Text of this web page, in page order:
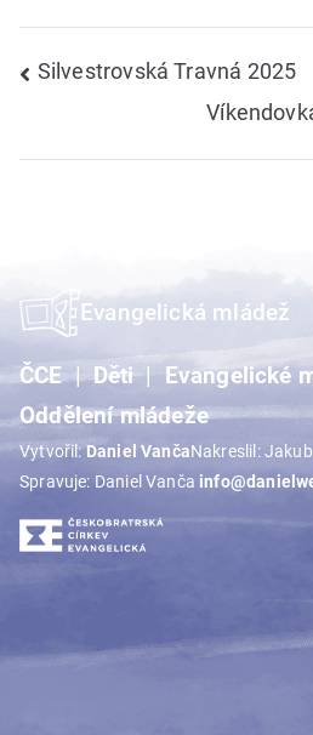
Navigace
Silvestrovská Travná 2025
Evangelická mládež
ČCE Děti
Evangelické
Oddělení mládeže
Vytvořil:Daniel VančaNakreslil:
Spravuje: Daniel Vanča